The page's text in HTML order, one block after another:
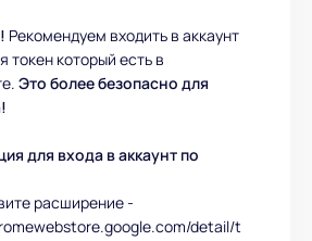
Рекомендуем входить в аккаунт
токен который есть в
Это более безопасно для
для входа в аккаунт по
расширение -
detail/t